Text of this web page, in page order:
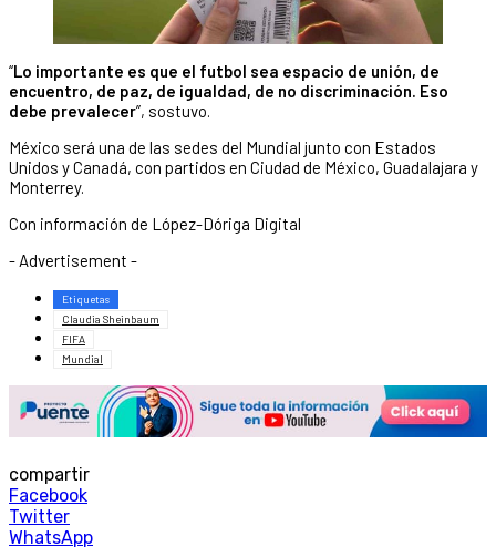
“Lo importante es que el futbol sea espacio de unión, de
encuentro, de paz, de igualdad, de no discriminación. Eso
debe prevalecer”, sostuvo.
México será una de las sedes del Mundial junto con Estados
Unidos y Canadá, con partidos en Ciudad de México, Guadalajara y
Monterrey.
Con información de López-Dóriga Digital
- Advertisement -
Etiquetas
Claudia Sheinbaum
FIFA
Mundial
compartir
Facebook
Twitter
WhatsApp